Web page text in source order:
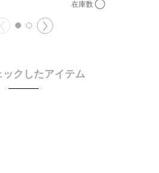
在庫数 ◯
ックしたアイテム